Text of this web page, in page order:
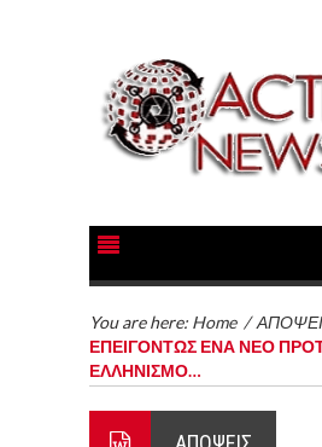
You are here: Home /
ΕΠΕΙΓΟΝΤΩΣ ΕΝΑ ΝΕΟ
ΕΛΛΗΝΙΣΜΟ…